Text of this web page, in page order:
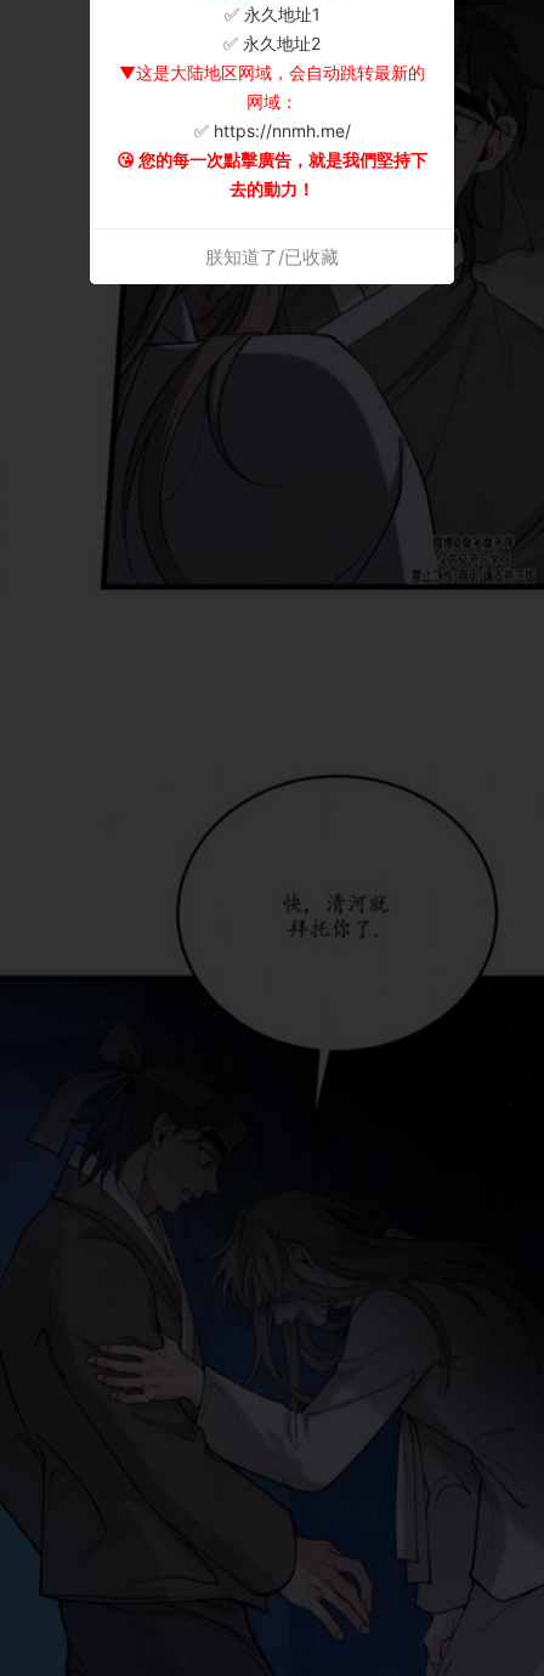
✅ 永久地址1
✅ 永久地址2
▼这是大陆地区网域，会自动跳转最新的
网域：
✅ https://nnmh.me/
😘 您的每一次點擊廣告，就是我們堅持下
去的動力！
朕知道了/已收藏